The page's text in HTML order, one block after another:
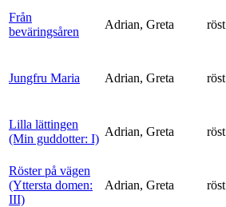
Från
beväringsåren
Adrian, Greta röst
Jungfru Maria Adrian, Greta röst
Lilla lättingen
(Min guddotter: I)
Adrian, Greta röst
Röster på vägen
(Yttersta domen:
III)
Adrian, Greta röst